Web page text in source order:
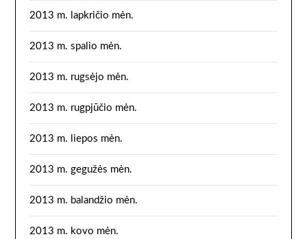
2013 m. lapkričio mėn.
2013 m. spalio mėn.
2013 m. rugsėjo mėn.
2013 m. rugpjūčio mėn.
2013 m. liepos mėn.
2013 m. gegužės mėn.
2013 m. balandžio mėn.
2013 m. kovo mėn.